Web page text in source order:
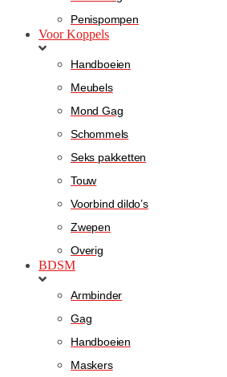
Penispompen
Voor Koppels
Handboeien
Meubels
Mond Gag
Schommels
Seks pakketten
Touw
Voorbind dildo’s
Zwepen
Overig
BDSM
Armbinder
Gag
Handboeien
Maskers